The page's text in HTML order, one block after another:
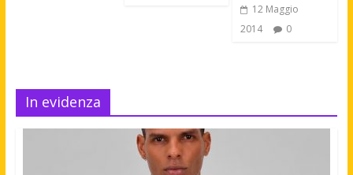
12 Maggio
2014
0
In evidenza